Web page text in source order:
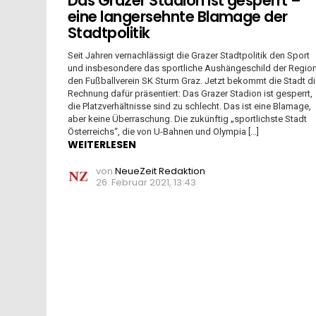
eine langersehnte Blamage der
Stadtpolitik
Seit Jahren vernachlässigt die Grazer Stadtpolitik den Sport
und insbesondere das sportliche Aushängeschild der
den Fußballverein SK Sturm Graz. Jetzt bekommt die Stadt
Rechnung dafür präsentiert: Das Grazer Stadion ist gesperrt,
die Platzverhältnisse sind zu schlecht. Das ist eine Blamage,
aber keine Überraschung. Die zukünftig „sportlichste Stadt
Österreichs“, die von U-Bahnen und Olympia […]
WEITERLESEN
von NeueZeit Redaktion
26. Februar 2021, 13:43